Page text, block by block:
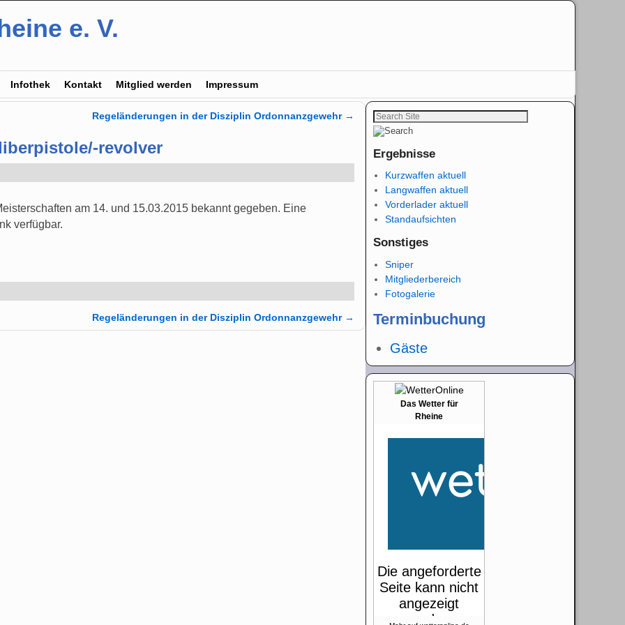
e. V.
Infothek Kontakt Mitglied werden Impressum
Regeländerungen in der Disziplin Ordonnanzgewehr →
revolver
am 14. und 15.03.2015 bekannt gegeben. Eine
verfügbar.
Regeländerungen in der Disziplin Ordonnanzgewehr →
Ergebnisse
Kurzwaffen aktuell
Langwaffen aktuell
Vorderlader aktuell
Standaufsichten
Sonstiges
Sniper
Mitgliederbereich
Fotogalerie
Terminbuchung
Gäste
Das Wetter für
Rheine